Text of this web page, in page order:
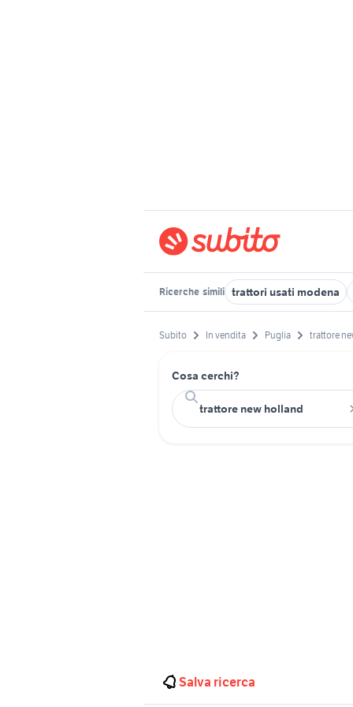
Ricerche simili trattori usati modena
Subito In vendita Puglia trattore
Cosa cerchi?
Salva ricerca